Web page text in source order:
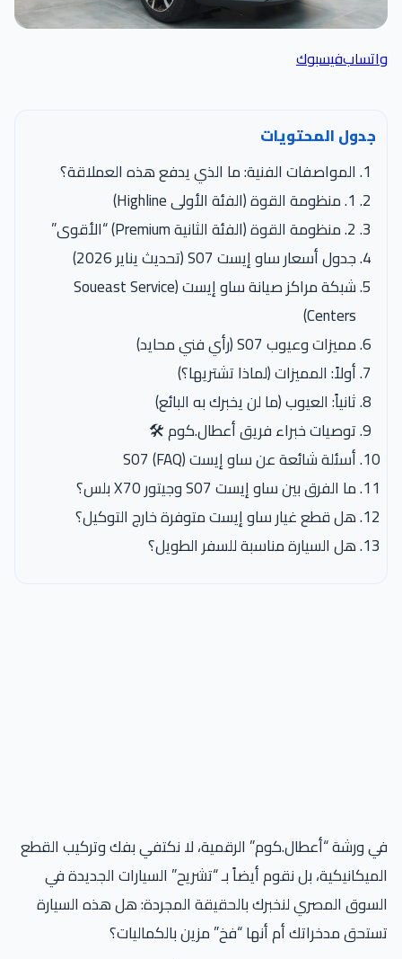
فيسبوك
جدول المحتويات
المواصفات الفنية: ما الذي يدفع هذه العملاقة؟
1. منظومة القوة (الفئة الأولى Highline)
2. منظومة القوة (الفئة الثانية Premium) “الأقوى”
جدول أسعار ساو إيست S07 (تحديث يناير 2026)
شبكة مراكز صيانة ساو إيست (Soueast Service
Centers)
مميزات وعيوب S07 (رأي فني محايد)
أولاً: المميزات (لماذا تشتريها؟)
ثانياً: العيوب (ما لن يخبرك به البائع)
توصيات خبراء فريق أعطال.كوم 🛠️
أسئلة شائعة عن ساو إيست S07 (FAQ)
ما الفرق بين ساو إيست S07 وجيتور X70 بلس؟
هل قطع غيار ساو إيست متوفرة خارج التوكيل؟
هل السيارة مناسبة للسفر الطويل؟
ورشة “أعطال.كوم” الرقمية، لا نكتفي بفك وتركيب القطع
بل نقوم أيضاً بـ “تشريح” السيارات الجديدة في
المصري لنخبرك بالحقيقة المجردة: هل هذه السيارة
مدخراتك أم أنها “فخ” مزين بالكماليات؟